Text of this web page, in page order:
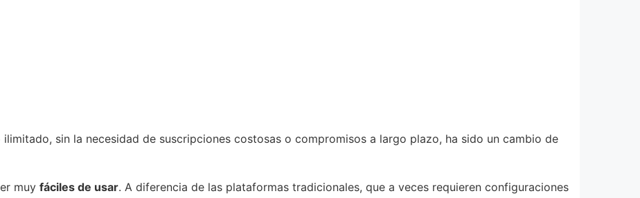
sin la necesidad de suscripciones costosas o compromisos a largo plazo, ha sido un cambio de
muy fáciles de usar. A diferencia de las plataformas tradicionales, que a veces requieren configuraciones